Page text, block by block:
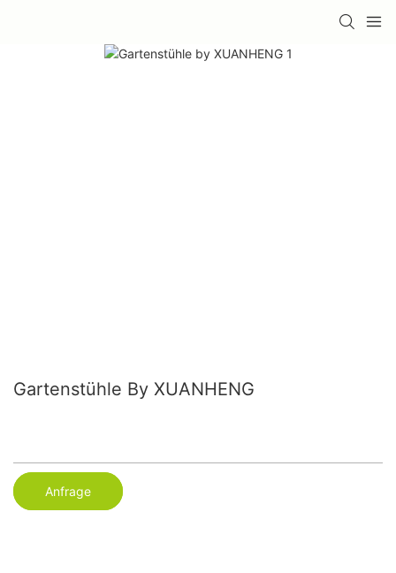
Gartenstühle By XUANHENG
Anfrage